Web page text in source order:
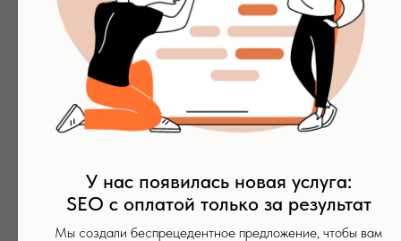
У нас появилась новая услуга:
SEO с оплатой только за результат
Мы создали беспрецедентное предложение, чтобы вам
и эффективные рекламные кампании, которые
помогут вашему бренду выделиться на фоне
конкурентов.
Повышение конверсии на 30%
и более